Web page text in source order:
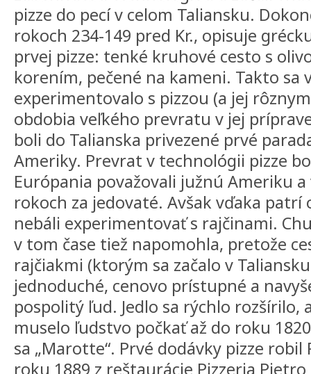
pizze do pecí v celom Taliansku.
rokoch 234-149 pred Kr., opisuje
prvej pizze: tenké kruhové cesto s
korením, pečené na kameni. Takto sa
experimentovalo s pizzou (a jej
obdobia veľkého prevratu v jej
boli do Talianska privezené prvé
Ameriky. Prevrat v technológii pizze
Európania považovali južnú Ameriku
rokoch za jedovaté. Avšak vďaka patrí
nebáli experimentovať s rajčinami.
v tom čase tiež napomohla, pretože
rajčiakmi (ktorým sa začalo v
jednoduché, cenovo prístupné a
pospolitý ľud. Jedlo sa rýchlo rozšírilo,
muselo ľudstvo počkať až do roku
sa „Marotte“. Prvé dodávky pizze robil
roku 1889 z reštaurácie Pizzeria